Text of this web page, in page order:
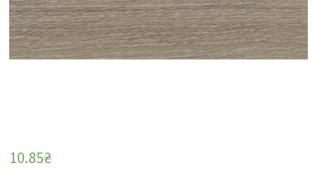
10.85₴